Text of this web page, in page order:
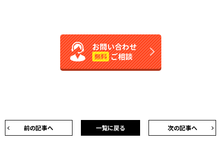
お問い合わせ
無料 ご相談
前の記事へ 次の記事へ
一覧に戻る